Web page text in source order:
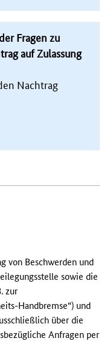
Fragen zu
auf Zulassung
Nachtrag
von Beschwerden und
sowie die
zur
Handbremse“) und
über die
Anfragen per